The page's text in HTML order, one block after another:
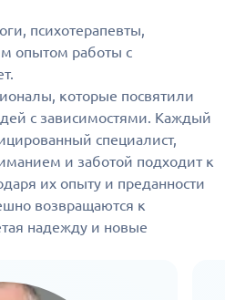
психотерапевты,
опытом работы с
которые посвятили
с зависимостями. Каждый
специалист,
и заботой подходит к
их опыту и преданности
возвращаются к
надежду и новые